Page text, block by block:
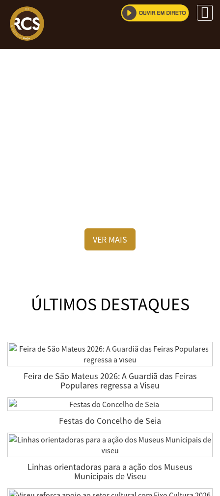
VER MAIS
ÚLTIMOS DESTAQUES
Feira de São Mateus 2026: A Guardiã das Feiras
Populares regressa a Viseu
Festas do Concelho de Seia
Linhas orientadoras para a ação dos Museus
Municipais de Viseu